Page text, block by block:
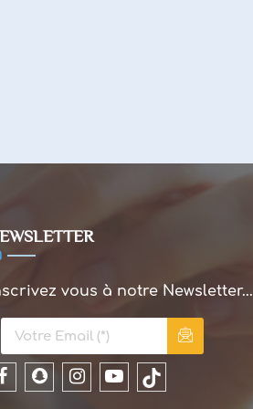
vous à notre Newsletter...